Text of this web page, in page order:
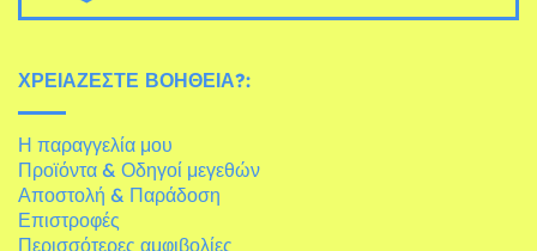
ΧΡΕΙΆΖΕΣΤΕ ΒΟΉΘΕΙΑ?:
Η παραγγελία μου
Προϊόντα & Οδηγοί μεγεθών
Αποστολή & Παράδοση
Επιστροφές
Περισσότερες αμφιβολίες